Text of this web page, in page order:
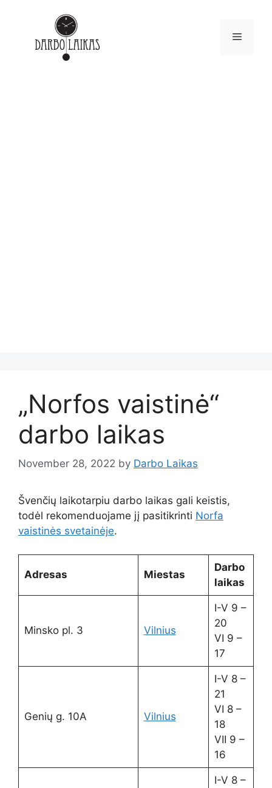
„Norfos vaistinė“
darbo laikas
November 28, 2022 by Darbo Laikas
Švenčių laikotarpiu darbo laikas gali keistis,
todėl rekomenduojame jį pasitikrinti Norfa
vaistinės svetainėje.
Adresas Miestas
Darbo
laikas
Minsko pl. 3 Vilnius
I-V 9 –
20
VI 9 –
17
Genių g. 10A Vilnius
I-V 8 –
21
VI 8 –
18
VII 9 –
16
I-V 8 –